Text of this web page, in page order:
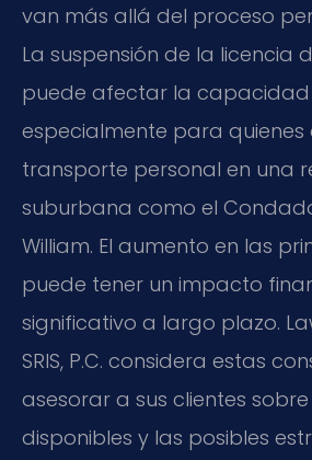
van más allá del proceso
La suspensión de la licencia
puede afectar la
especialmente para
transporte personal en una
suburbana como el
William. El aumento en las
puede tener un impacto
significativo a largo plazo.
SRIS, P.C. considera estas
asesorar a sus clientes
disponibles y las posibles